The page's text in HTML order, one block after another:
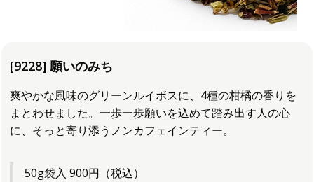
[9228] 願いのみち
爽やかな風味のグリーンルイボスに、4種の柑橘の香りを
まとわせました。一歩一歩願いを込めて踏み出す人の心
に、そっと寄り添うノンカフェインティー。
50g袋入 900円（税込）